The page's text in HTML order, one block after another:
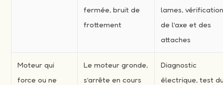
fermée, bruit de
frottement
lames,
de l’axe et des
attaches
Moteur qui
force ou ne
Le moteur gronde,
s’arrête en cours
Diagnostic
électrique, test